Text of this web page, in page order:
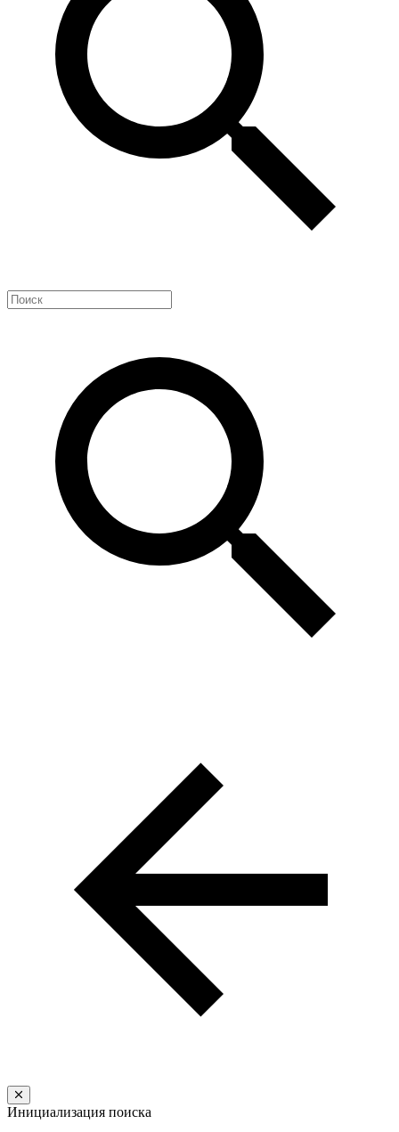
Инициализация поиска